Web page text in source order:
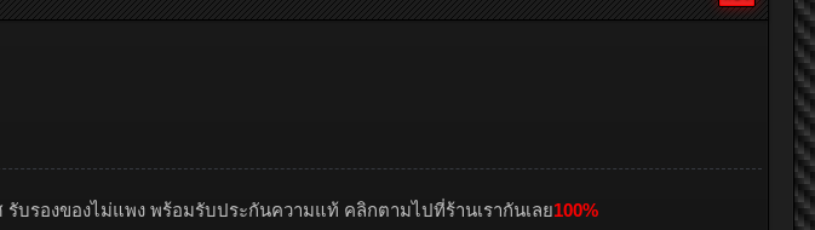
รับรองของไม่แพง พร้อมรับประกันความแท้ คลิกตามไปที่ร้านเรากันเลย100%